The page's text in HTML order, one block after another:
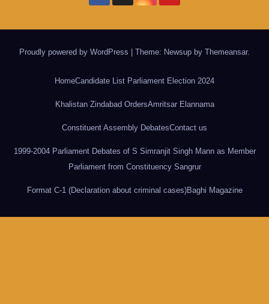
Proudly powered by WordPress Theme: Newsup by Themeansar.
HomeCandidate List Parliament Election 2024
Khalistan Zindabad OrdersAmritsar Elannama
Constituent Assembly DebatesContact us
1999-2004 Parliament Debates of S Simranjit Singh Mann as Member
Parliament from Constituency Sangrur
Format C-1 (Declaration about criminal cases)Baghi Magazine